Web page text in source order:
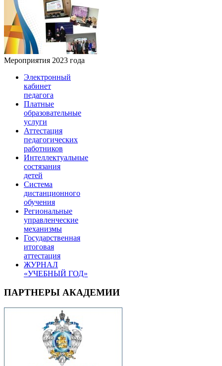
Мероприятия 2023 года
Электронный
кабинет
педагога
Платные
образовательные
услуги
Аттестация
педагогических
работников
Интеллектуальные
состязания
детей
Система
дистанционного
обучения
Региональные
управленческие
механизмы
Государственная
итоговая
аттестация
ЖУРНАЛ
«УЧЕБНЫЙ ГОД»
ПАРТНЕРЫ АКАДЕМИИ